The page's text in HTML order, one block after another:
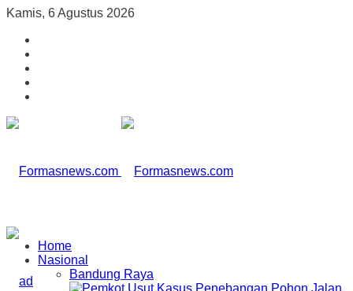
Kamis, 6 Agustus 2026
Home
Nasional
Bandung Raya